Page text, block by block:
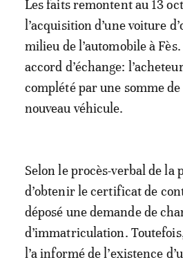
Les faits remontent au 13
l’acquisition d’une voiture
milieu de l’automobile à
accord d’échange:
complété par une somme
nouveau véhicule.
Selon le procès-verbal de la
d’obtenir le certificat de
déposé une demande de
d’immatriculation.
l’a informé de l’existence